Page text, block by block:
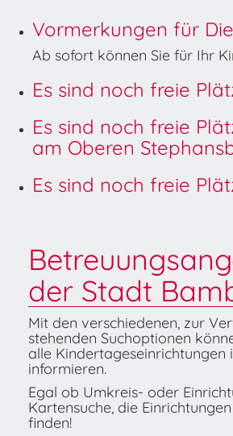
Vormerkungen für
Ab sofort können Sie für Ihr
Es sind noch freie
Es sind noch freie
am Oberen
Es sind noch freie
der Stadt
Mit den verschiedenen, zur
stehenden Suchoptionen
alle Kindertageseinrichtungen
informieren.
Egal ob Umkreis- oder
Kartensuche, die
finden!